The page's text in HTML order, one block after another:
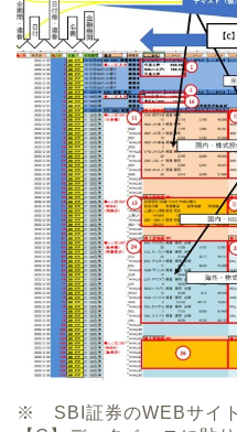
※ SBI証券のWEBサイ